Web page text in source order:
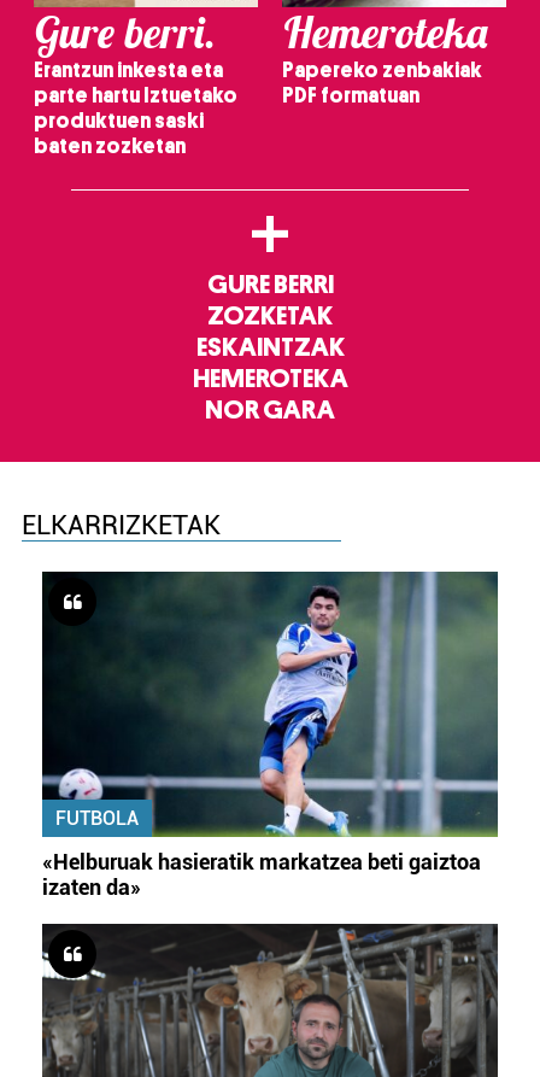
Gure berri.
Erantzun inkesta eta
parte hartu Iztuetako
produktuen saski
baten zozketan
Hemeroteka
Papereko zenbakiak
PDF formatuan
+
GURE BERRI
ZOZKETAK
ESKAINTZAK
HEMEROTEKA
NOR GARA
ELKARRIZKETAK
FUTBOLA
«Helburuak hasieratik markatzea beti gaiztoa
izaten da»